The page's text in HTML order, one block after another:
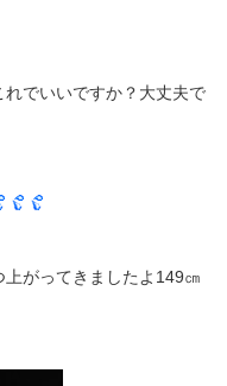
でいいですか？大丈夫で
がってきましたよ149㎝